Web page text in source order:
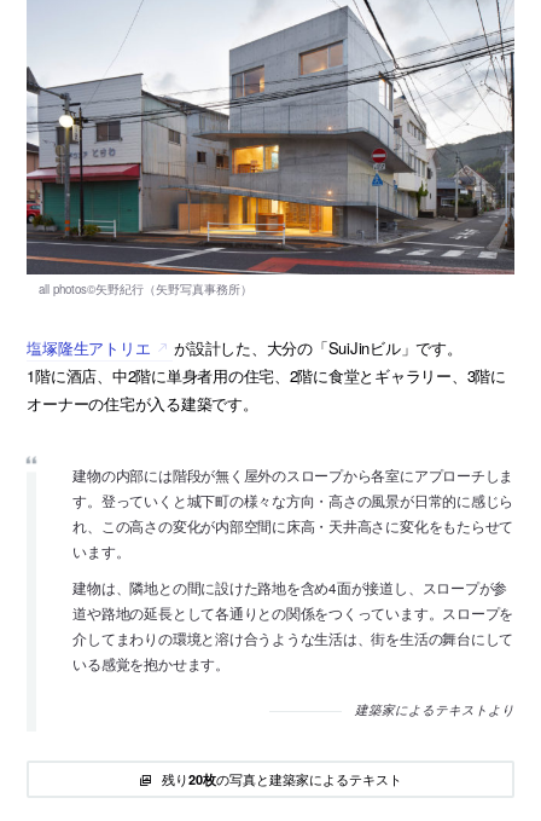
塩塚隆生アトリエ
が設計した、大分の「SuiJinビル」です。
1階に酒店、中2階に単身者用の住宅、2階に食堂とギャラリー、3階に
オーナーの住宅が入る建築です。
建物の内部には階段が無く屋外のスロープから各室にアプローチしま
す。登っていくと城下町の様々な方向・高さの風景が日常的に感じら
れ、この高さの変化が内部空間に床高・天井高さに変化をもたらせて
います。
建物は、隣地との間に設けた路地を含め4面が接道し、スロープが参
道や路地の延長として各通りとの関係をつくっています。スロープを
介してまわりの環境と溶け合うような生活は、街を生活の舞台にして
いる感覚を抱かせます。
建築家によるテキストより
残り20枚の写真と建築家によるテキスト